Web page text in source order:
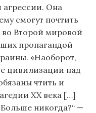
агрессии. Она
смогут почтить
во Второй мировой
пропагандой
«Наоборот,
цивилизации над
чтить и
XX века […]
никогда?“ —